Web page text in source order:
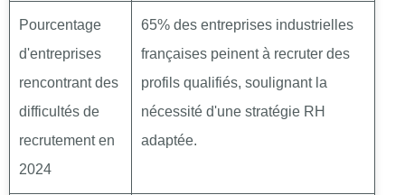
Pourcentage
d'entreprises
rencontrant des
difficultés de
recrutement en
2024
65% des entreprises industrielles
françaises peinent à recruter des
profils qualifiés, soulignant la
nécessité d'une stratégie RH
adaptée.